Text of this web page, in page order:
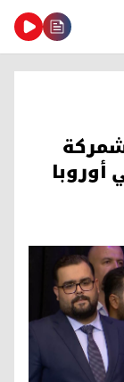
أوروبا